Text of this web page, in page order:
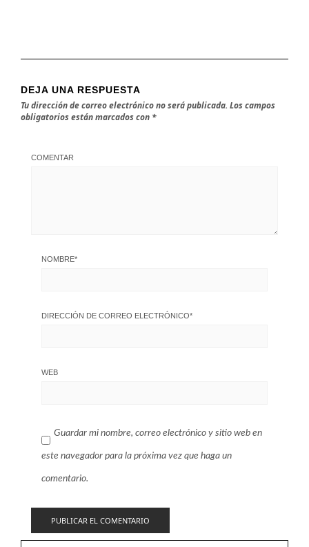
DEJA UNA RESPUESTA
Tu dirección de correo electrónico no será publicada. Los campos
obligatorios están marcados con *
COMENTAR
NOMBRE*
DIRECCIÓN DE CORREO ELECTRÓNICO*
WEB
Guardar mi nombre, correo electrónico y sitio web en
este navegador para la próxima vez que haga un
comentario.